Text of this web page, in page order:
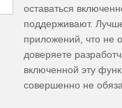
оставаться
поддерживают.
приложений, что не
доверяете
включенной эту
совершенно не